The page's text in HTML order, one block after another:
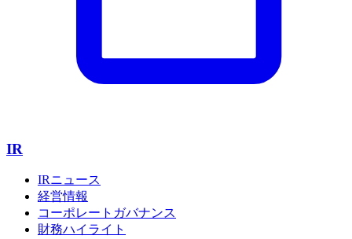
IR
IRニュース
経営情報
コーポレートガバナンス
財務ハイライト